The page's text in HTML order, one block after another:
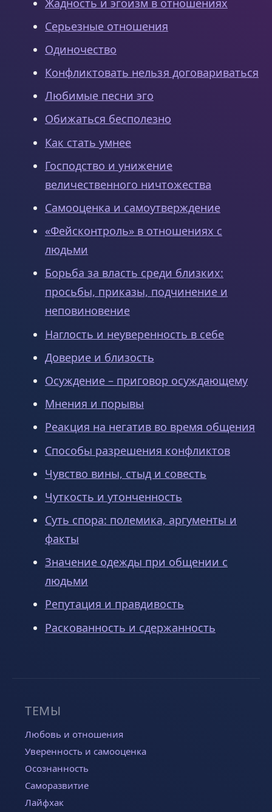
Серьезные отношения
Одиночество
Конфликтовать нельзя договариваться
Любимые песни эго
Обижаться бесполезно
Как стать умнее
Господство и унижение
величественного ничтожества
Самооценка и самоутверждение
«Фейсконтроль» в отношениях с
людьми
Борьба за власть среди близких:
просьбы, приказы, подчинение и
неповиновение
Наглость и неуверенность в себе
Доверие и близость
Осуждение – приговор осуждающему
Мнения и порывы
Реакция на негатив во время общения
Способы разрешения конфликтов
Чувство вины, стыд и совесть
Чуткость и утонченность
Суть спора: полемика, аргументы и
факты
Значение одежды при общении с
людьми
Репутация и правдивость
Раскованность и сдержанность
ТЕМЫ
Любовь и отношения
Уверенность и самооценка
Осознанность
Саморазвитие
Лайфхак